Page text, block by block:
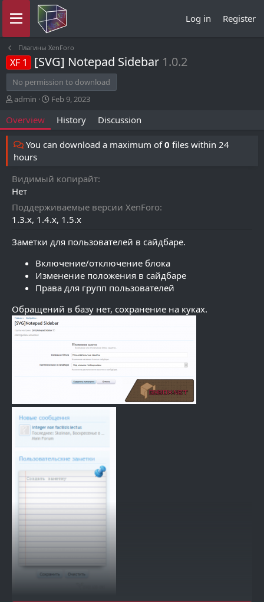
Log in Register
Плагины XenForo
XF 1 [SVG] Notepad Sidebar 1.0.2
No permission to download
A
t
h
o
r
admin
C
t
d
t
Feb 9, 2023
Overview History Discussion
You can download a maximum of0 files within 24
hours
Видимый копирайт
Нет
Поддерживаемые версии XenForo
1.3.x 1.4.x 1.5.x
Заметки для пользователей в сайдбаре.
Включение/отключение блока
Изменение положения в сайдбаре
Права для групп пользователей
Обращений в базу нет, сохранение на куках.